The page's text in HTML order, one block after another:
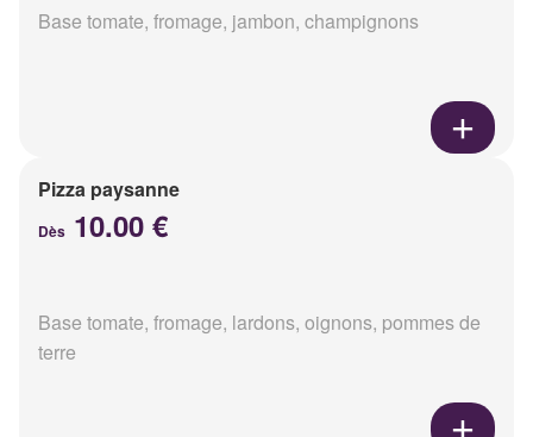
Base tomate, fromage, jambon, champignons
Pizza paysanne
Dès 10.00 €
Base tomate, fromage, lardons, oignons, pommes de
terre